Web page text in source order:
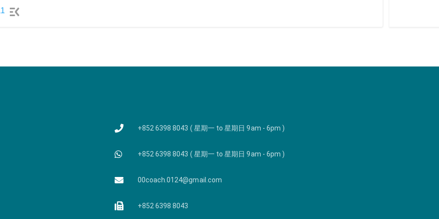
+852 6398 8043 ( 星期一 to 星期日 9am - 6pm )
+852 6398 8043 ( 星期一 to 星期日 9am - 6pm )
00coach.0124@gmail.com
+852 6398 8043